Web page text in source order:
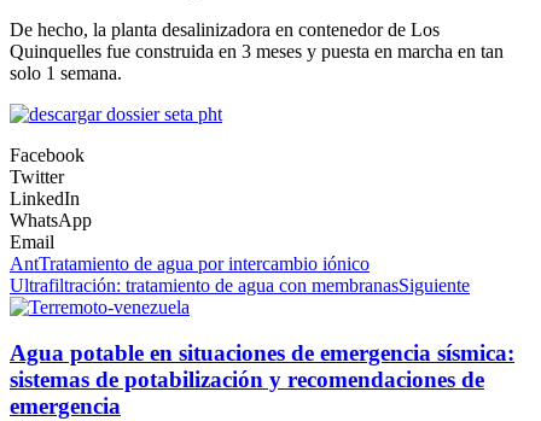
De hecho, la planta desalinizadora en contenedor de Los
Quinquelles fue construida en 3 meses y puesta en marcha en tan
solo 1 semana.
Facebook
Twitter
LinkedIn
WhatsApp
Email
AntTratamiento de agua por intercambio iónico
Ultrafiltración: tratamiento de agua con membranasSiguiente
Agua potable en situaciones de emergencia sísmica:
sistemas de potabilización y recomendaciones de
emergencia